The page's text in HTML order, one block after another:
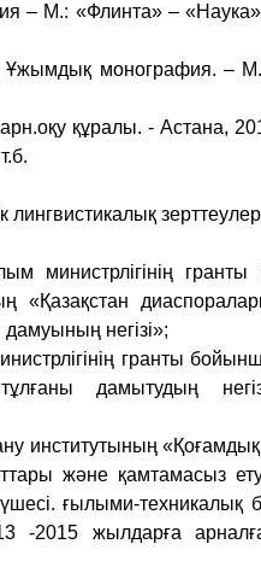
– М.: «Флинта» –
Ұжымдық монография. –
құралы. - Астана,
лингвистикалық
министрлігінің гранты
негізі»;
гранты
дамытудың
институтының «Қоғамдық
және қамтамасыз
ғылыми-техникалық
-2015 жылдарға